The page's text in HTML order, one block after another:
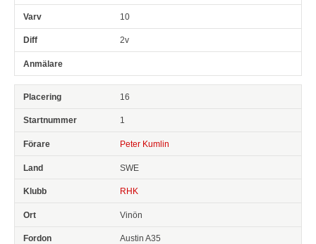
10
2v
16
1
Peter Kumlin
SWE
RHK
Vinön
Austin A35